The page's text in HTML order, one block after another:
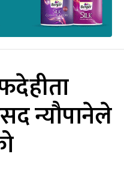
न्यौपानेले